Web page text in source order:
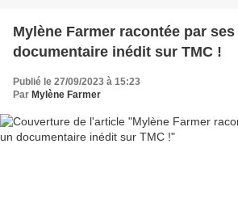
Mylène Farmer racontée par
documentaire inédit sur TMC !
Publié le 27/09/2023 à 15:23
Par Mylène Farmer